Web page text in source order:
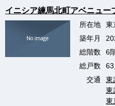
イニシア練馬北町アベニュー
所在地
東
築年月
総階数
6
総戸数
63
交通
東
東
東